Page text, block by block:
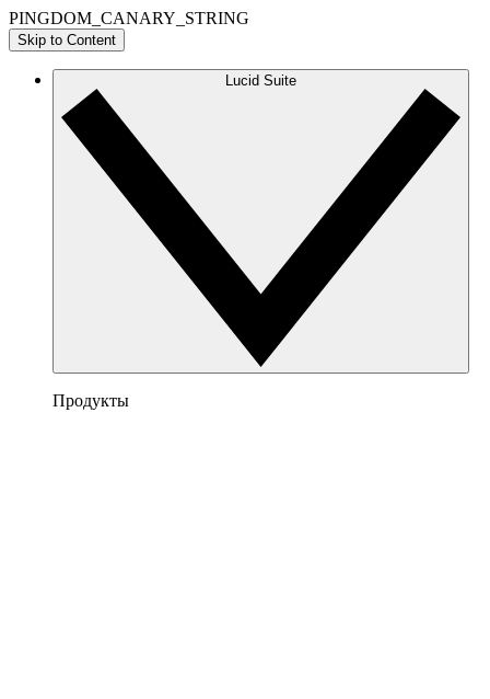
PINGDOM_CANARY_STRING
Skip to Content
Lucid Suite
Продукты